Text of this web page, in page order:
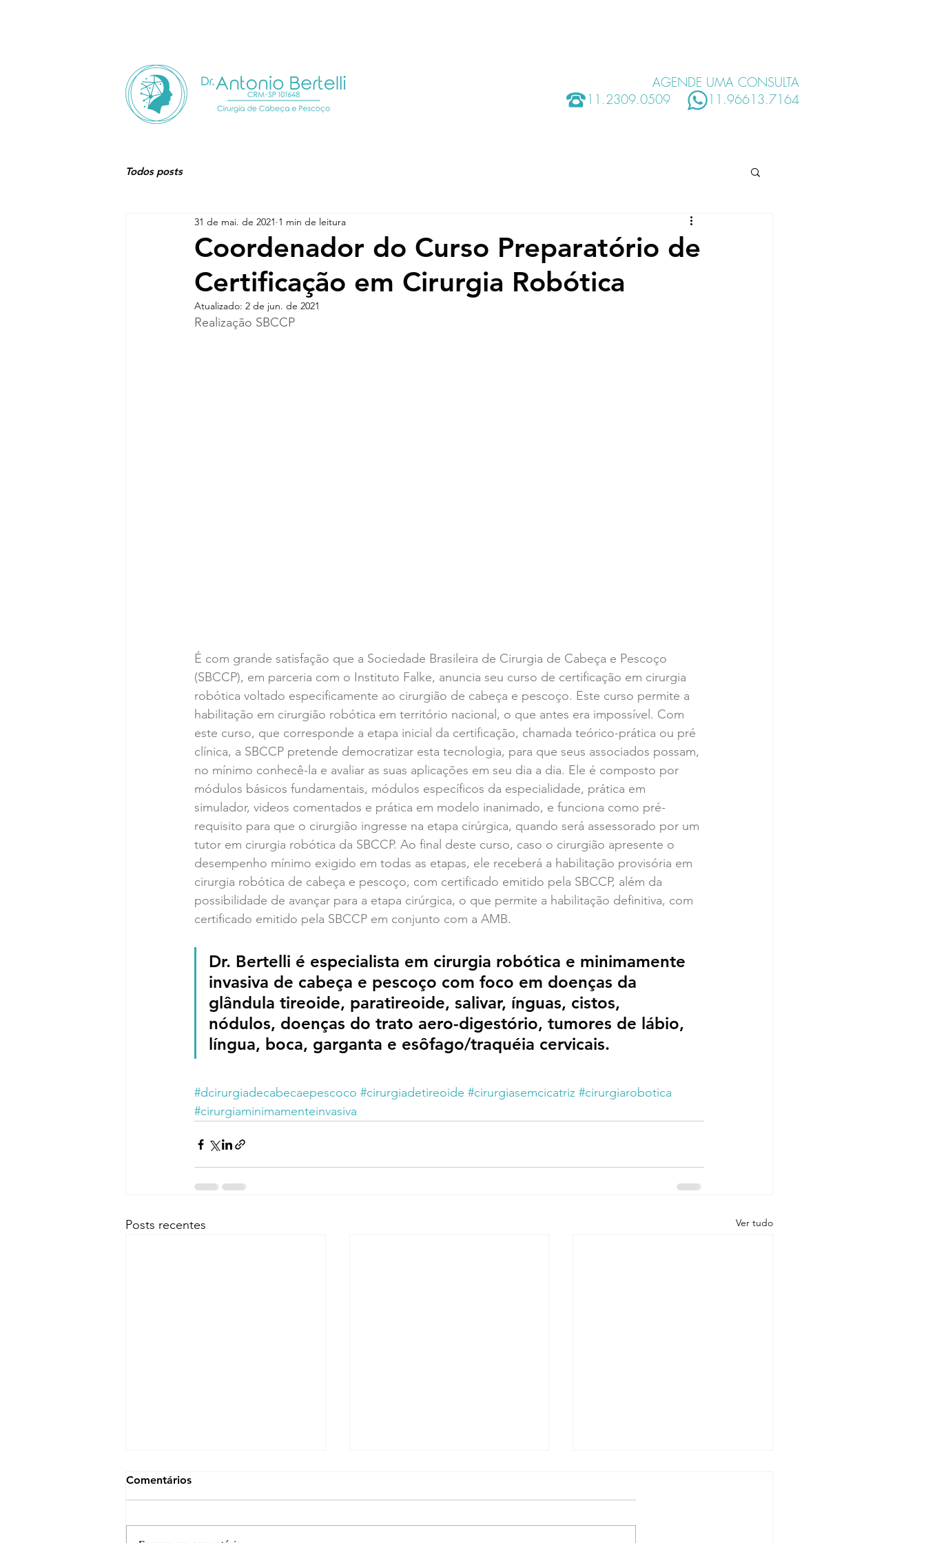
AGENDE UMA CONSULTA
11.2309.050911.96613.7164
Todos posts
Coordenador do Curso Preparatório de
Certificação em Cirurgia Robótica
31 de mai. de 2021 1 min de leitura
Atualizado: 2 de jun. de 2021
Realização SBCCP
É com grande satisfação que a Sociedade Brasileira de Cirurgia de Cabeça e Pescoço
(SBCCP), em parceria com o Instituto Falke, anuncia seu curso de certificação em cirurgia
robótica voltado especificamente ao cirurgião de cabeça e pescoço. Este curso permite a
habilitação em cirurgião robótica em território nacional, o que antes era impossível. Com
este curso, que corresponde a etapa inicial da certificação, chamada teórico-prática ou pré
clínica, a SBCCP pretende democratizar esta tecnologia, para que seus associados possam,
no mínimo conhecê-la e avaliar as suas aplicações em seu dia a dia. Ele é composto por
módulos básicos fundamentais, módulos específicos da especialidade, prática em
simulador, videos comentados e prática em modelo inanimado, e funciona como pré-
requisito para que o cirurgião ingresse na etapa cirúrgica, quando será assessorado por um
tutor em cirurgia robótica da SBCCP. Ao final deste curso, caso o cirurgião apresente o
desempenho mínimo exigido em todas as etapas, ele receberá a habilitação provisória em
cirurgia robótica de cabeça e pescoço, com certificado emitido pela SBCCP, além da
possibilidade de avançar para a etapa cirúrgica, o que permite a habilitação definitiva, com
certificado emitido pela SBCCP em conjunto com a AMB.
Dr. Bertelli é especialista em cirurgia robótica e minimamente
invasiva de cabeça e pescoço com foco em doenças da
glândula tireoide, paratireoide, salivar, ínguas, cistos,
nódulos, doenças do trato aero-digestório, tumores de lábio,
língua, boca, garganta e esôfago/traquéia cervicais.
#dcirurgiadecabecaepescoco #cirurgiadetireoide #cirurgiasemcicatriz #cirurgiarobotica
#cirurgiaminimamenteinvasiva
Posts recentes Ver tudo
Comentários